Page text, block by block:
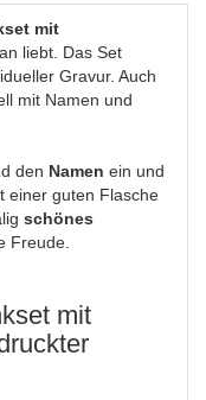
mit
liebt. Das Set
Gravur. Auch
mit Namen und
den Namen ein und
einer guten Flasche
schönes
Freude.
mit